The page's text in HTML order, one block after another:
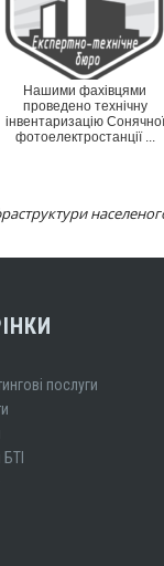
Нашими фахівцями
проведено технічну
інвентаризацію Сонячної
фотоелектростанції ...
послуги